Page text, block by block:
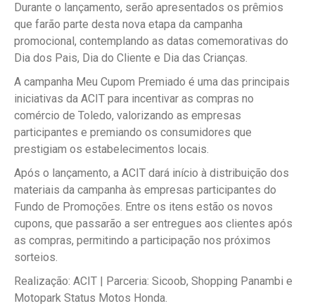
Durante o lançamento, serão apresentados os prêmios
que farão parte desta nova etapa da campanha
promocional, contemplando as datas comemorativas do
Dia dos Pais, Dia do Cliente e Dia das Crianças.
A campanha Meu Cupom Premiado é uma das principais
iniciativas da ACIT para incentivar as compras no
comércio de Toledo, valorizando as empresas
participantes e premiando os consumidores que
prestigiam os estabelecimentos locais.
Após o lançamento, a ACIT dará início à distribuição dos
materiais da campanha às empresas participantes do
Fundo de Promoções. Entre os itens estão os novos
cupons, que passarão a ser entregues aos clientes após
as compras, permitindo a participação nos próximos
sorteios.
Realização: ACIT | Parceria: Sicoob, Shopping Panambi e
Motopark Status Motos Honda.